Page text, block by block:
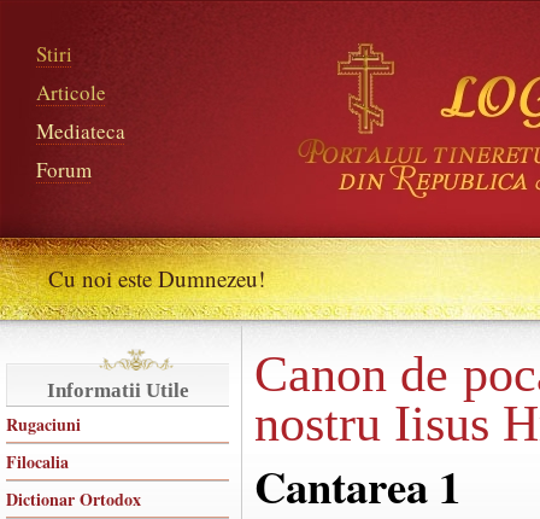
Stiri
Articole
Mediateca
Forum
Cu noi este Dumnezeu!
Informatii Utile
Rugaciuni
Filocalia
Dictionar Ortodox
Canon de
nostru Iisus
Cantarea 1